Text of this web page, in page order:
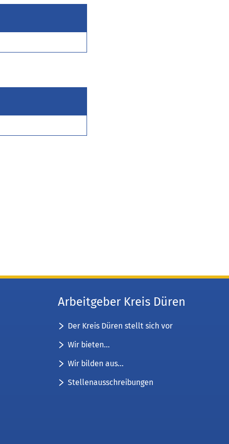
Arbeitgeber Kreis Düren
Der Kreis Düren stellt sich vor
Wir bieten...
Wir bilden aus...
Stellenausschreibungen